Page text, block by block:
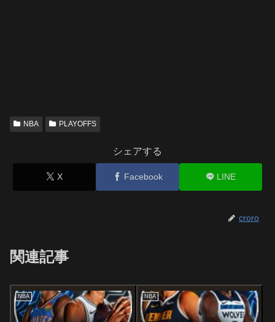
NBA PLAYOFFS
シェアする
X Facebook LINE
croro
関連記事
NBA NBA